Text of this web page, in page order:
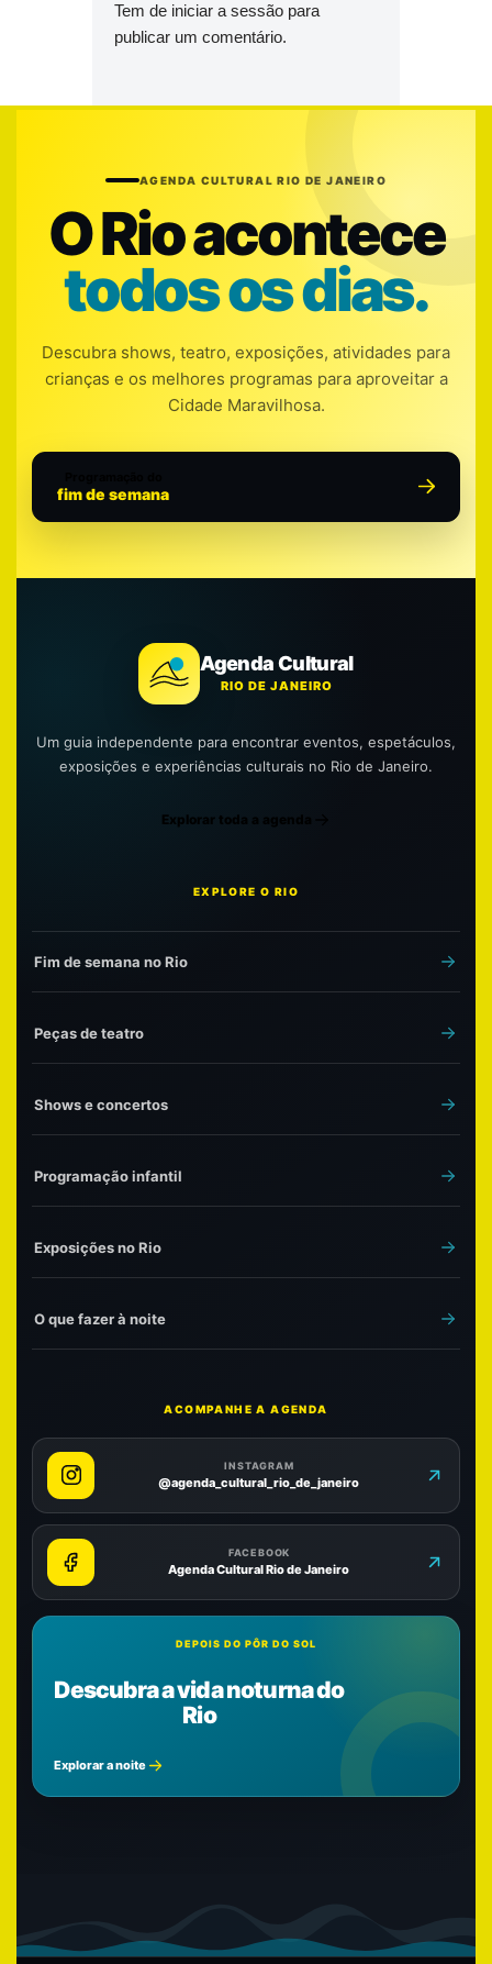
Tem de iniciar a sessão para
publicar um comentário.
AGENDA CULTURAL RIO DE JANEIRO
O Rio acontece
todos os dias.
Descubra shows, teatro, exposições, atividades para
crianças e os melhores programas para aproveitar a
Cidade Maravilhosa.
fim de semana
Agenda Cultural
RIO DE JANEIRO
Um guia independente para encontrar eventos, espetáculos,
exposições e experiências culturais no Rio de Janeiro.
Explorar toda a agenda
EXPLORE O RIO
Fim de semana no Rio
Peças de teatro
Shows e concertos
Programação infantil
Exposições no Rio
O que fazer à noite
ACOMPANHE A AGENDA
INSTAGRAM
@agenda_cultural_rio_de_janeiro
FACEBOOK
Agenda Cultural Rio de Janeiro
DEPOIS DO PÔR DO SOL
Descubra a vida noturna do
Rio
Explorar a noite